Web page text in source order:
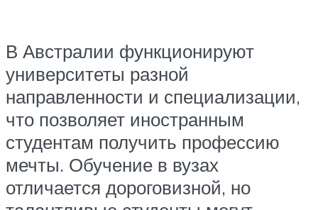
В Австралии функционируют
университеты разной
направленности и специализации,
что позволяет иностранным
студентам получить профессию
мечты. Обучение в вузах
отличается дороговизной, но